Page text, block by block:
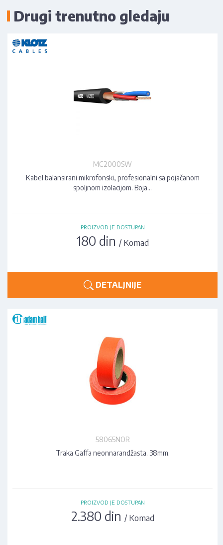
Drugi trenutno gledaju
MC2000SW
Kabel balansirani mikrofonski, profesionalni sa pojačanom
spoljnom izolacijom. Boja…
PROIZVOD JE DOSTUPAN
180 din / Komad
DETALJNIJE
58065NOR
Traka Gaffa neonnarandžasta. 38mm.
PROIZVOD JE DOSTUPAN
2.380 din / Komad